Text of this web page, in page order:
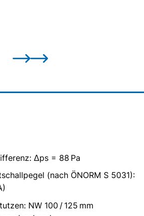
Δps = 88 Pa
(nach ÖNORM S 5031):
NW 100 / 125 mm